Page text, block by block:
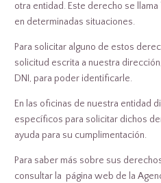
otra entidad. Este derecho se
en determinadas situaciones.
Para solicitar alguno de estos
solicitud escrita a nuestra
DNI, para poder identificarle.
En las oficinas de nuestra entidad
específicos para solicitar dichos
ayuda para su cumplimentación.
Para saber más sobre sus
consultar la página web de la